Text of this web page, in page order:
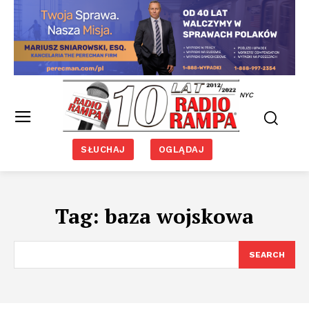
NYC
SŁUCHAJ OGLĄDAJ
Tag:baza wojskowa
SEARCH